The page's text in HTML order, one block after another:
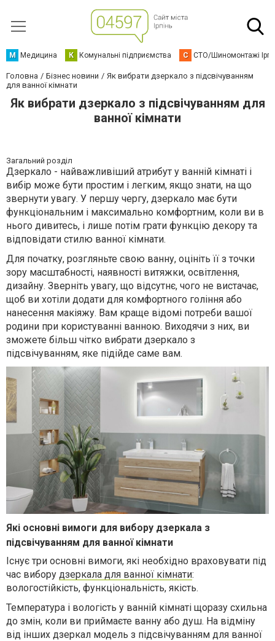
М Медицина К Комунальні підприємства С СТО/Шиномонтажі
Головна Бізнес новини
Як вибрати дзеркало з підсвічуванням
для ванної кімнати
Як вибрати дзеркало з підсвічуванням для
ванної кімнати
Загальний розділ
Дзеркало - найважливіший атрибут у ванній кімнаті і
вибір може бути простим і легким, якщо знати, на що
звернути увагу. У першу чергу, дзеркало має бути
функціональним і максимально комфортним, коли ви в
нього дивитесь, і лише потім грати функцію декору та
відповідати стилю ванної кімнати.
Для початку, розгляньте свою ванну, оцініть її з точки
зору масштабності, наявності витяжки, освітлення,
дизайну. Зверніть увагу, що відсутнє, чого не вистачає,
щоб ви хотіли додати для комфортного гоління або
нанесення макіяжу. Вам краще відомі потреби вашої
родини при користуванні ванною. Виходячи з них, ви
зможете більш чітко вибрати дзеркало з
підсвічуванням, яке підійде саме вам.
Які основні вимоги для вибору дзеркала з
підсвічуванням для ванної кімнати
Існує три основні вимоги, які необхідно враховувати під
час вибору дзеркала для ванної кімнати:
вологостійкість, функціональність, якість.
Температура і вологість у ванній кімнаті щоразу схильна
до змін, коли ви приймаєте ванну або душ. На відміну
від інших дзеркал модель з підсвічуванням для ванної